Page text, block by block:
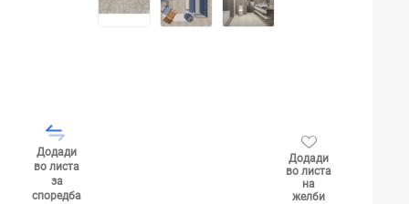
Додади
во листа
за
споредба
Додади
во листа
на
желби